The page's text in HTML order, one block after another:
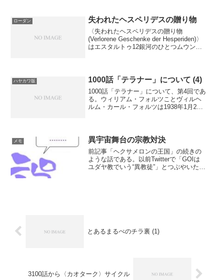
リファール女性だった(笑)セントリファー
ル(d...
ローダン 失われたヘスペリデスの贈り物
〈失われたヘスペリデスの贈り物
(Verlorene Geschenke der Hesperiden)〉
はエスタルトゥ12銀河のひとつムウンの
ハヤカワ版 1000話「テラナー」について (4)
1000話「テラナー」について、第4回であ
る。ウィリアム・フォルツことヴィルヘ
ルム・カール・フォルツは1938年1月28
の...
メモ 異宇宙舞台の宗教対決
前記事「ヘクサメロンの王国」の続きの
ような話である。以前Twitterで「GOIは
ユダヤ教でいう“異教徒”」とつぶやいたこ
とあるまるぺのチラ裏 (1)
3100話から〈カオターク〉サイクル